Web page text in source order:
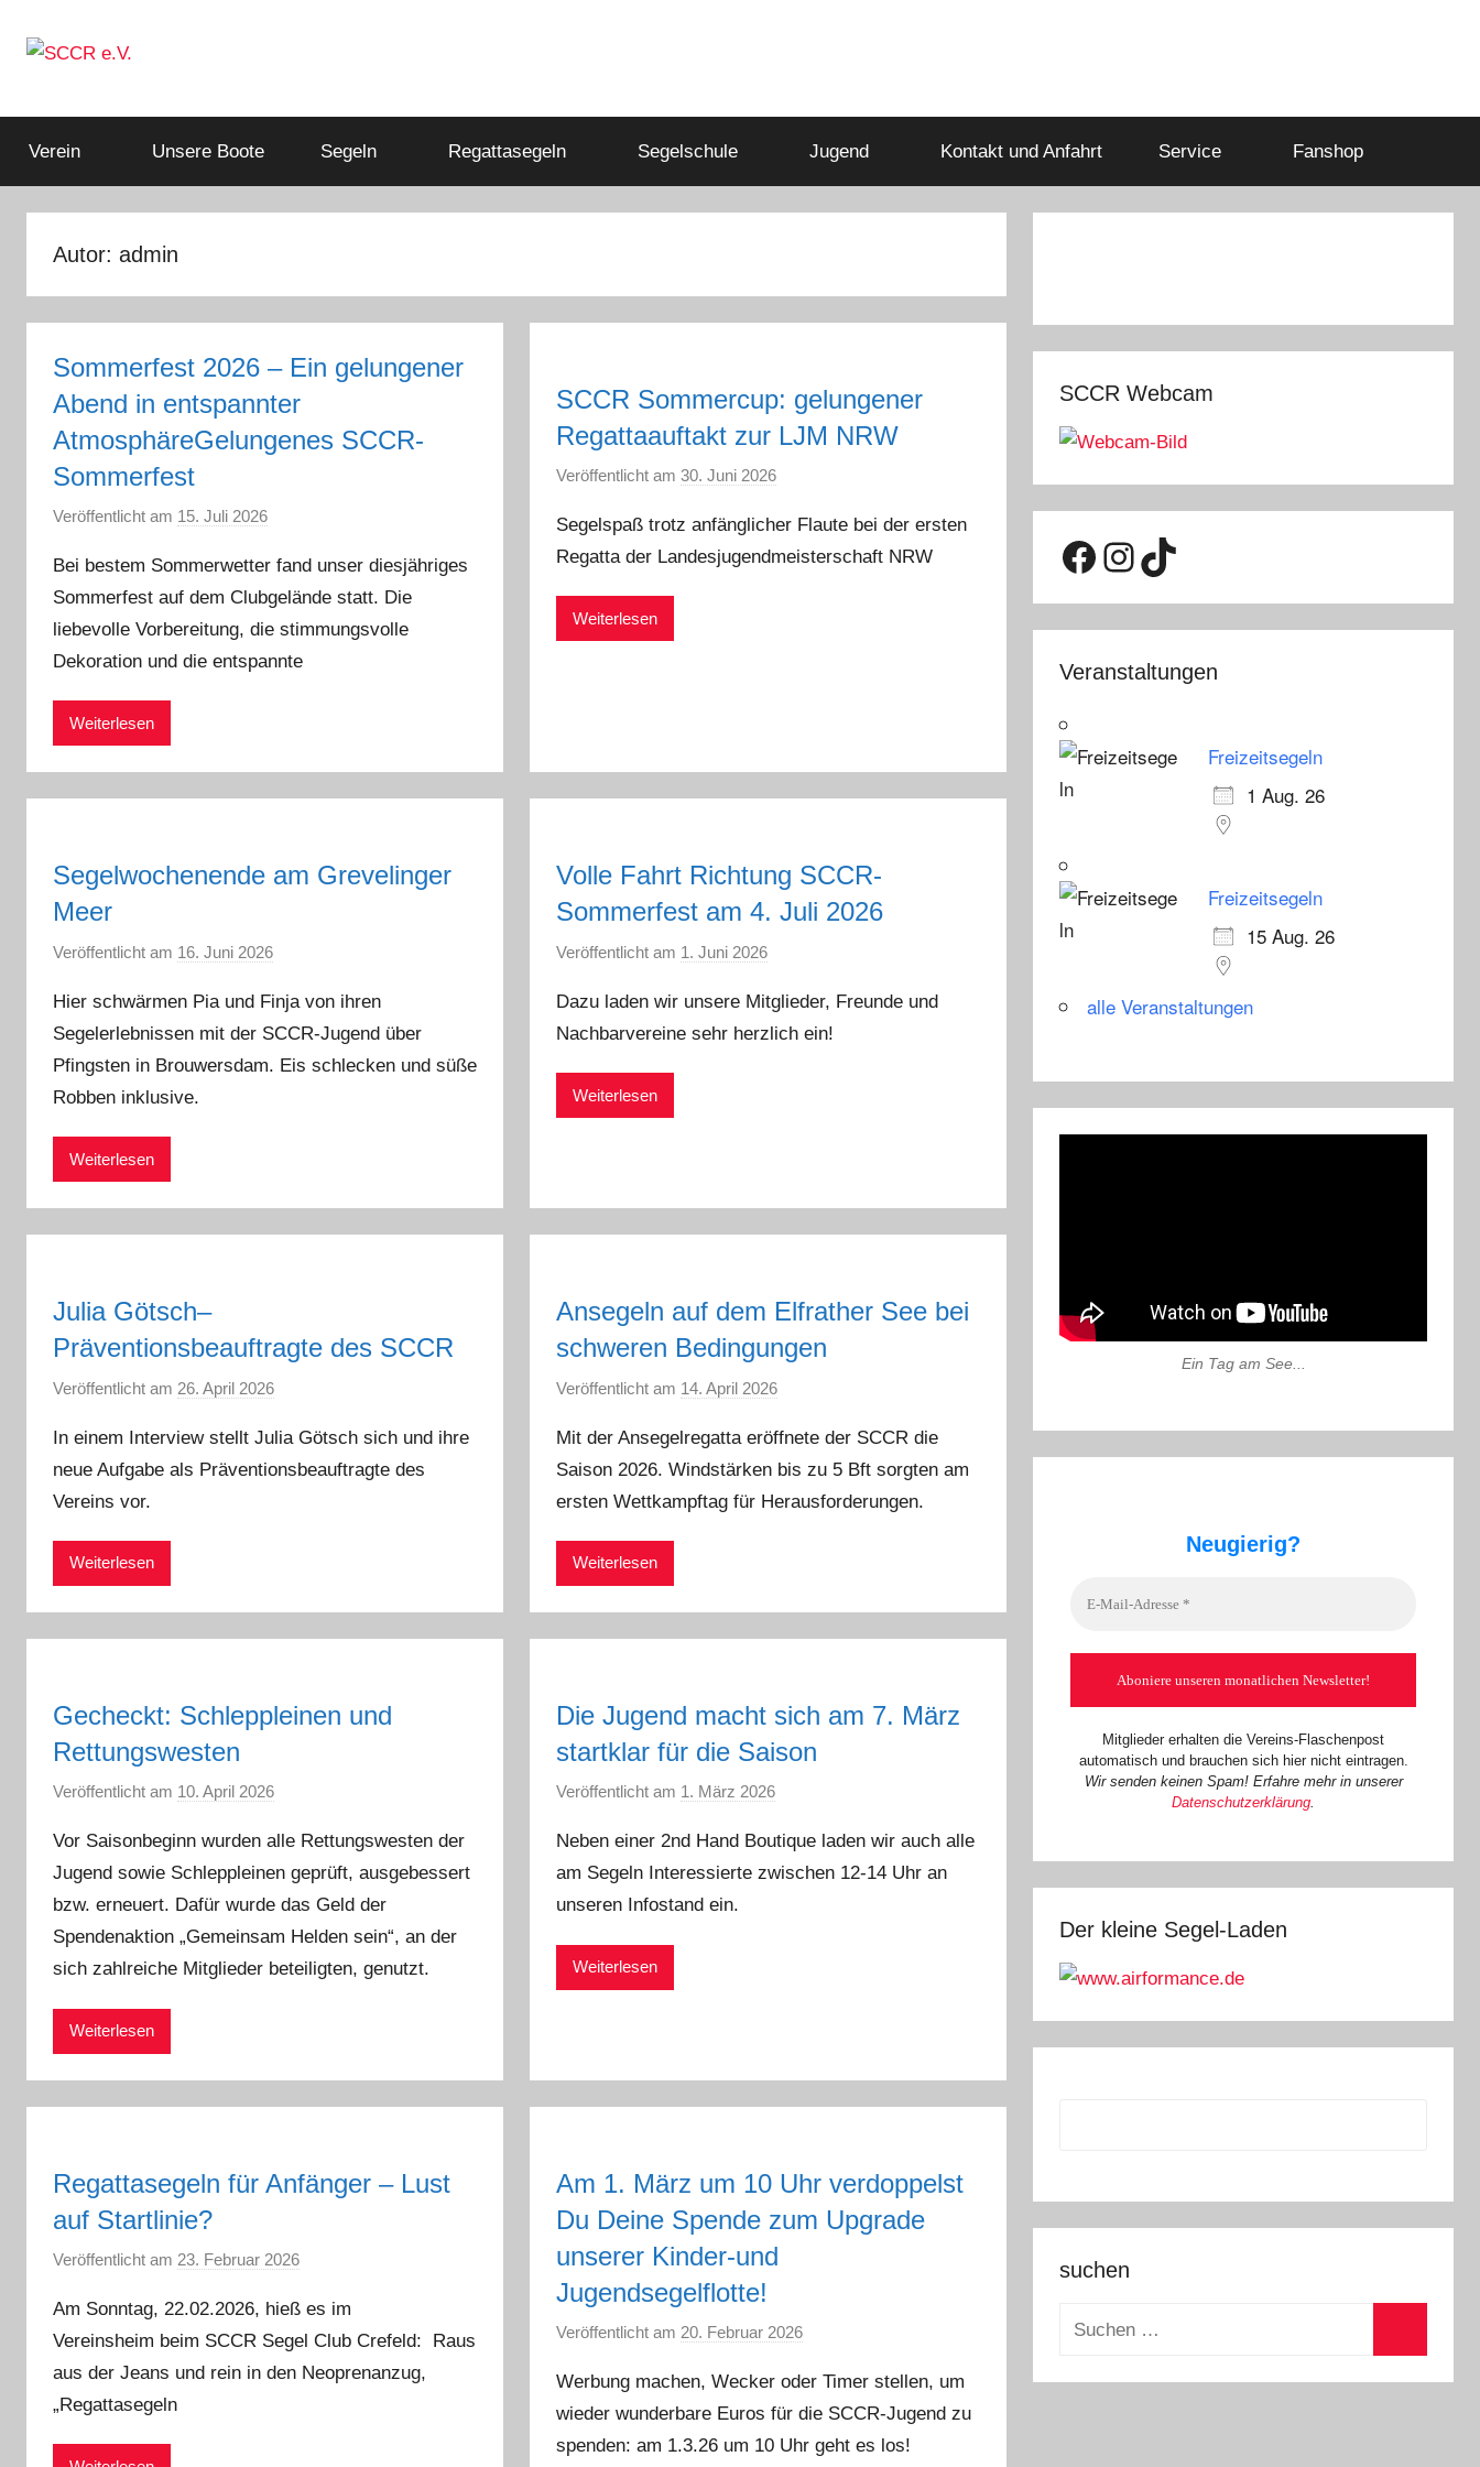
Inhalt
SCCR
e.V.
im
Deutschen
Verein Unsere Boote Segeln Regattasegeln Segelschule Jugend Kontakt und Anfahrt Service Fanshop
Autor: admin
Sommerfest 2026 – Ein gelungener
Abend in entspannter
AtmosphäreGelungenes SCCR-
Sommerfest
Veröffentlicht am 15. Juli 2026
a
d
m
Bei bestem Sommerwetter fand unser diesjähriges
Sommerfest auf dem Clubgelände statt. Die
liebevolle Vorbereitung, die stimmungsvolle
Dekoration und die entspannte
Weiterlesen
SCCR Sommercup: gelungener
Regattaauftakt zur LJM NRW
Veröffentlicht am30. Juni 2026
n
a
Segelspaß trotz anfänglicher Flaute bei der ersten
Regatta der Landesjugendmeisterschaft NRW
Weiterlesen
Segelwochenende am Grevelinger
Meer
Veröffentlicht am 16. Juni 2026
n
a
Hier schwärmen Pia und Finja von ihren
Segelerlebnissen mit der SCCR-Jugend über
Pfingsten in Brouwersdam. Eis schlecken und süße
Robben inklusive.
Weiterlesen
Volle Fahrt Richtung SCCR-
Sommerfest am 4. Juli 2026
Veröffentlicht am 1. Juni 2026
n
a
Dazu laden wir unsere Mitglieder, Freunde und
Nachbarvereine sehr herzlich ein!
Weiterlesen
Julia Götsch–
Präventionsbeauftragte des SCCR
Veröffentlicht am 26. April 2026
n
a
In einem Interview stellt Julia Götsch sich und ihre
neue Aufgabe als Präventionsbeauftragte des
Vereins vor.
Weiterlesen
Ansegeln auf dem Elfrather See bei
schweren Bedingungen
Veröffentlicht am 14. April 2026
n
a
d
Mit der Ansegelregatta eröffnete der SCCR die
Saison 2026. Windstärken bis zu 5 Bft sorgten am
ersten Wettkampftag für Herausforderungen.
Weiterlesen
Gecheckt: Schleppleinen und
Rettungswesten
Veröffentlicht am 10. April 2026
n
a
d
m
i
Vor Saisonbeginn wurden alle Rettungswesten der
Jugend sowie Schleppleinen geprüft, ausgebessert
bzw. erneuert. Dafür wurde das Geld der
Spendenaktion „Gemeinsam Helden sein“, an der
sich zahlreiche Mitglieder beteiligten, genutzt.
Weiterlesen
Die Jugend macht sich am 7. März
startklar für die Saison
Veröffentlicht am 1. März 2026
n
a
Neben einer 2nd Hand Boutique laden wir auch alle
am Segeln Interessierte zwischen 12-14 Uhr an
unseren Infostand ein.
Weiterlesen
Regattasegeln für Anfänger – Lust
auf Startlinie?
Veröffentlicht am 23. Februar 2026
n
a
d
Am Sonntag, 22.02.2026, hieß es im
Vereinsheim beim SCCR Segel Club Crefeld: Raus
aus der Jeans und rein in den Neoprenanzug,
„Regattasegeln
Am 1. März um 10 Uhr verdoppelst
Du Deine Spende zum Upgrade
unserer Kinder-und
Jugendsegelflotte!
Veröffentlicht am 20. Februar 2026
n
a
d
Werbung machen, Wecker oder Timer stellen, um
wieder wunderbare Euros für die SCCR-Jugend zu
spenden: am 1.3.26 um 10 Uhr geht es los!
SCCR Webcam
Facebook
Instagram
TikTok
Veranstaltungen
Freizeitsegeln
1 Aug. 26
Freizeitsegeln
15 Aug. 26
alle Veranstaltungen
Ein Tag am See...
Neugierig?
Mitglieder erhalten die Vereins-Flaschenpost
automatisch und brauchen sich hier nicht eintragen.
Wir senden keinen Spam! Erfahre mehr in unserer
Datenschutzerklärung.
Der kleine Segel-Laden
suchen
Suchen